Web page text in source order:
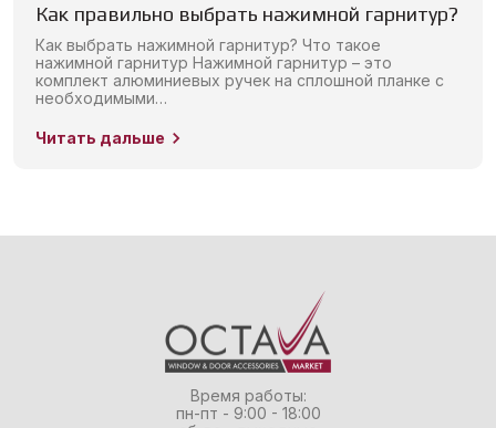
Как правильно выбрать нажимной гарнитур?
Как выбрать нажимной гарнитур? Что такое
нажимной гарнитур Нажимной гарнитур – это
комплект алюминиевых ручек на сплошной планке с
необходимыми…
Читать дальше
Время работы:
пн-пт - 9:00 - 18:00